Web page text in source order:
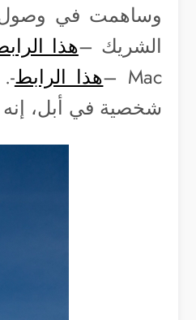
وساهمت في وصول
الشريك –هذا
Mac –
هذا الرابط-
شخصية في أبل، إنه